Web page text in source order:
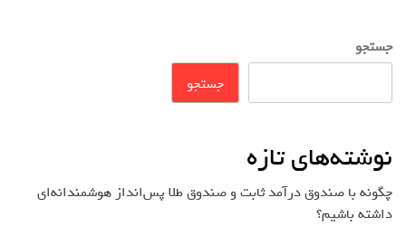
جستجو
جستجو
نوشته‌های تازه
چگونه با صندوق درآمد ثابت و صندوق طلا پس‌انداز هوشمندانه‌ای
داشته باشیم؟